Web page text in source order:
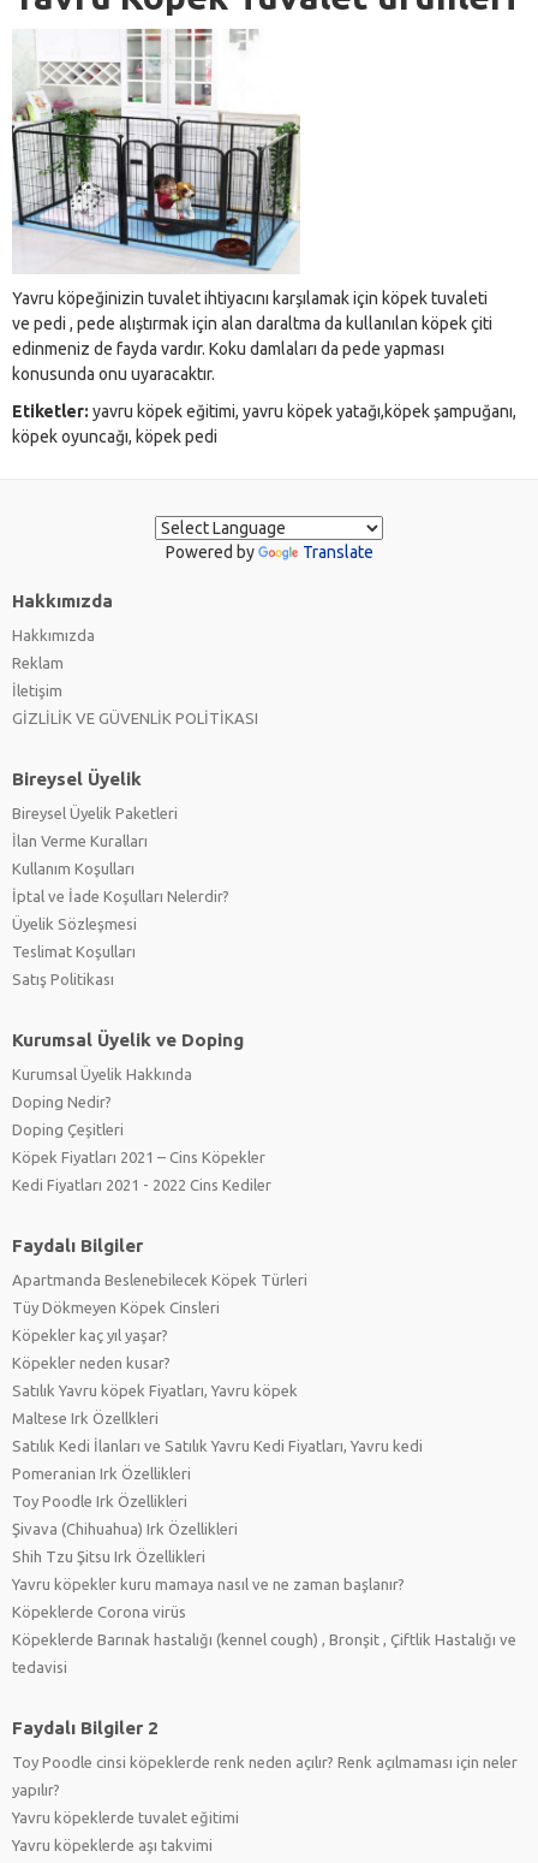
Yavru köpeğinizin tuvalet ihtiyacını karşılamak için köpek tuvaleti
ve pedi , pede alıştırmak için alan daraltma da kullanılan köpek çiti
edinmeniz de fayda vardır. Koku damlaları da pede yapması
konusunda onu uyaracaktır.
Etiketler: yavru köpek eğitimi, yavru köpek yatağı,köpek şampuğanı,
köpek oyuncağı, köpek pedi
Powered by Translate
Hakkımızda
Hakkımızda
Reklam
İletişim
GİZLİLİK VE GÜVENLİK POLİTİKASI
Bireysel Üyelik
Bireysel Üyelik Paketleri
İlan Verme Kuralları
Kullanım Koşulları
İptal ve İade Koşulları Nelerdir?
Üyelik Sözleşmesi
Teslimat Koşulları
Satış Politikası
Kurumsal Üyelik ve Doping
Kurumsal Üyelik Hakkında
Doping Nedir?
Doping Çeşitleri
Köpek Fiyatları 2021 – Cins Köpekler
Kedi Fiyatları 2021 - 2022 Cins Kediler
Faydalı Bilgiler
Apartmanda Beslenebilecek Köpek Türleri
Tüy Dökmeyen Köpek Cinsleri
Köpekler kaç yıl yaşar?
Köpekler neden kusar?
Satılık Yavru köpek Fiyatları, Yavru köpek
Maltese Irk Özellkleri
Satılık Kedi İlanları ve Satılık Yavru Kedi Fiyatları, Yavru kedi
Pomeranian Irk Özellikleri
Toy Poodle Irk Özellikleri
Şivava (Chihuahua) Irk Özellikleri
Shih Tzu Şitsu Irk Özellikleri
Yavru köpekler kuru mamaya nasıl ve ne zaman başlanır?
Köpeklerde Corona virüs
Köpeklerde Barınak hastalığı (kennel cough) , Bronşit , Çiftlik Hastalığı ve
tedavisi
Faydalı Bilgiler 2
Toy Poodle cinsi köpeklerde renk neden açılır? Renk açılmaması için neler
yapılır?
Yavru köpeklerde tuvalet eğitimi
Yavru köpeklerde aşı takvimi